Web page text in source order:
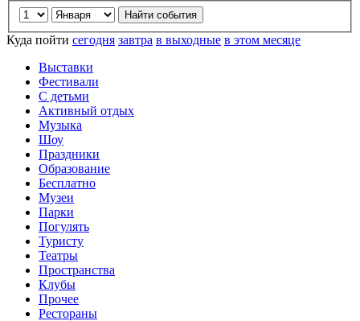
Куда пойти сегодня завтра в выходные в этом месяце
Выставки
Фестивали
С детьми
Активный отдых
Музыка
Шоу
Праздники
Образование
Бесплатно
Музеи
Парки
Погулять
Туристу
Театры
Пространства
Клубы
Прочее
Рестораны